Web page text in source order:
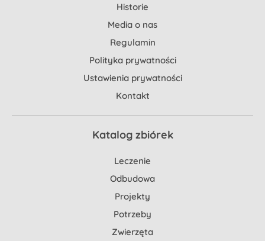
Historie
Media o nas
Regulamin
Polityka prywatności
Ustawienia prywatności
Kontakt
Katalog zbiórek
Leczenie
Odbudowa
Projekty
Potrzeby
Zwierzęta